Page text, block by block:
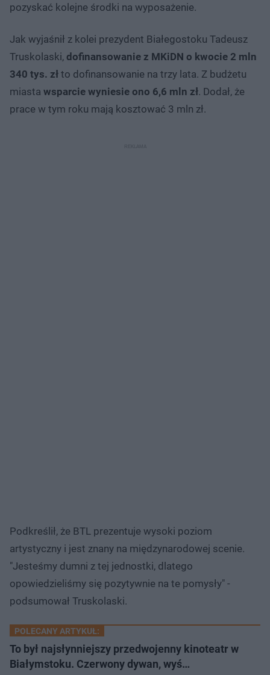
pozyskać kolejne środki na wyposażenie.
Jak wyjaśnił z kolei prezydent Białegostoku Tadeusz
Truskolaski, dofinansowanie z MKiDN o kwocie 2 mln
340 tys. zł to dofinansowanie na trzy lata. Z budżetu
miasta wsparcie wyniesie ono 6,6 mln zł. Dodał, że
prace w tym roku mają kosztować 3 mln zł.
Podkreślił, że BTL prezentuje wysoki poziom
artystyczny i jest znany na międzynarodowej scenie.
"Jesteśmy dumni z tej jednostki, dlatego
opowiedzieliśmy się pozytywnie na te pomysły" -
podsumował Truskolaski.
POLECANY ARTYKUŁ:
To był najsłynniejszy przedwojenny kinoteatr w
Białymstoku. Czerwony dywan, wyś…